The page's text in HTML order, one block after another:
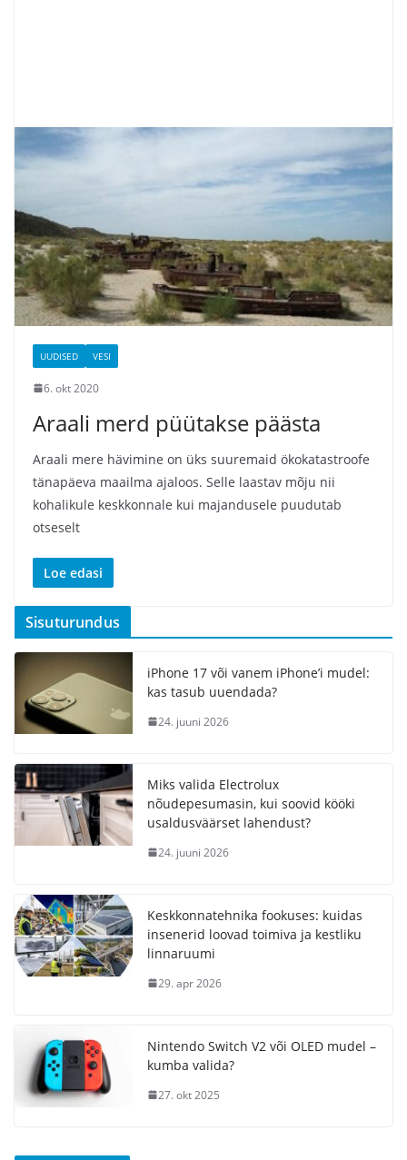
UUDISED VESI
6. okt 2020
Araali merd püütakse päästa
Araali mere hävimine on üks suuremaid ökokatastroofe
tänapäeva maailma ajaloos. Selle laastav mõju nii
kohalikule keskkonnale kui majandusele puudutab
otseselt
Loe edasi
Sisuturundus
iPhone 17 või vanem iPhone’i mudel:
kas tasub uuendada?
24. juuni 2026
Miks valida Electrolux
nõudepesumasin, kui soovid kööki
usaldusväärset lahendust?
24. juuni 2026
Keskkonnatehnika fookuses: kuidas
insenerid loovad toimiva ja kestliku
linnaruumi
29. apr 2026
Nintendo Switch V2 või OLED mudel –
kumba valida?
27. okt 2025